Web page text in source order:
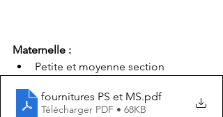
Maternelle :
Petite et moyenne section
fournitures PS et MS.pdf
Télécharger PDF • 68KB